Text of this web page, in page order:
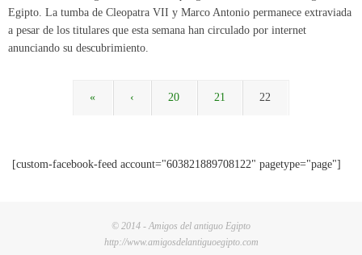
Egipto. La tumba de Cleopatra VII y Marco Antonio permanece extraviada
a pesar de los titulares que esta semana han circulado por internet
anunciando su descubrimiento.
« ‹ 20 21 22
[custom-facebook-feed account="603821889708122" pagetype="page"]
© 2014 - Amigos del antiguo Egipto
http://www.amigosdelantiguoegipto.com